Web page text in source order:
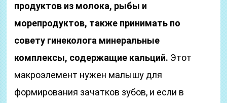
продуктов из молока, рыбы и
морепродуктов, также принимать по
совету гинеколога минеральные
комплексы, содержащие кальций. Этот
макроэлемент нужен малышу для
формирования зачатков зубов, и если в